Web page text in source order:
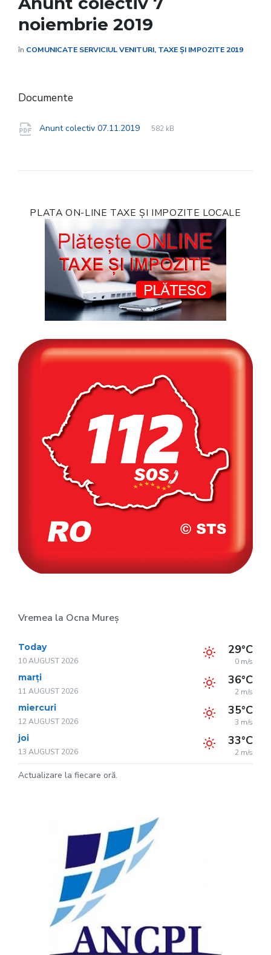
noiembrie 2019
în COMUNICATE SERVICIUL VENITURI, TAXE ȘI IMPOZITE 2019
Documente
Anunt colectiv 07.11.2019
File
pdf
File
582 kB
PLATA ON-LINE TAXE ȘI IMPOZITE LOCALE
Vremea la Ocna Mureș
Today
10 AUGUST 2026
29°C
0 m/s
marți
11 AUGUST 2026
36°C
2 m/s
miercuri
12 AUGUST 2026
35°C
3 m/s
joi
13 AUGUST 2026
33°C
2 m/s
Actualizare la fiecare oră.